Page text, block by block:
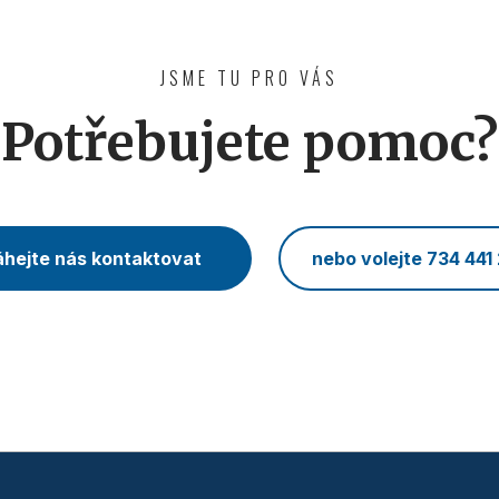
JSME TU PRO VÁS
Potřebujete pomoc?
nás kontaktovat nebo volejte 734 441